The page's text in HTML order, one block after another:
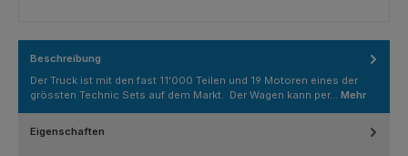
Beschreibung
Der Truck ist mit den fast 11'000 Teilen und 19 Motoren eines der
grössten Technic Sets auf dem Markt. Der Wagen kann per… Mehr
Eigenschaften